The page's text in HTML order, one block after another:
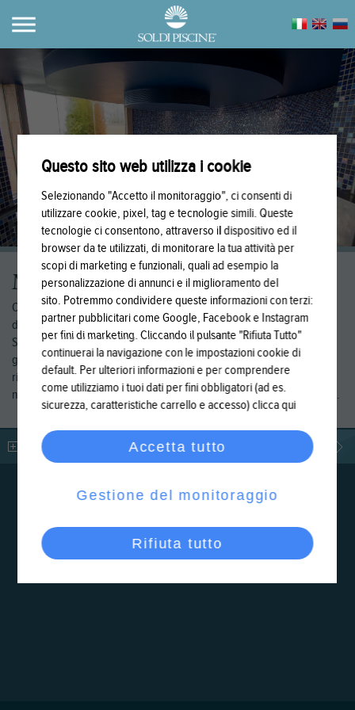
1
MOSAICO
Colori e forme originali per valorizzare la tua piscina, con garanzie
decennali!
Siamo specializzati nel ripristino del mosaico in piscine “datate”, dal
grande albergo alla piccola vasca privata. Le piscine che vedete si
riferiscono al restyling della piscina Diva – Terme di Sirmione e a
nostre realizzazioni in provincia di Brescia, Bergamo, Milano e Verona.
LEGGI DI PIÙ
Questo sito web utilizza i cookie
Selezionando "Accetto il monitoraggio", ci consenti di
utilizzare cookie, pixel, tag e tecnologie simili. Queste
tecnologie ci consentono, attraverso il dispositivo ed il
browser da te utilizzati, di monitorare la tua attività per
scopi di marketing e funzionali, quali ad esempio la
personalizzazione di annunci e il miglioramento del
sito. Potremmo condividere queste informazioni con terzi:
partner pubblicitari come Google, Facebook e Instagram
per fini di marketing. Cliccando il pulsante "Rifiuta Tutto"
continuerai la navigazione con le impostazioni cookie di
default. Per ulteriori informazioni e per comprendere
come utilizziamo i tuoi dati per fini obbligatori (ad es.
sicurezza, caratteristiche carrello e accesso)clicca qui
Rifiuta tutto
Gestione del monitoraggio
Accetta tutto